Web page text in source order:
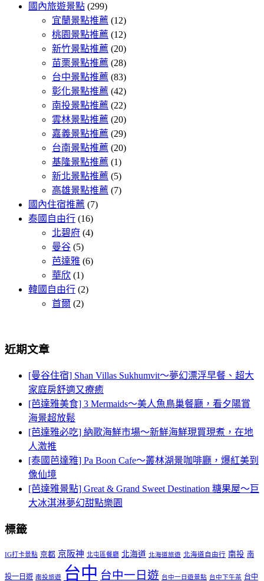
國內旅遊景點 (299)
宜蘭景點推薦 (12)
桃園景點推薦 (12)
新竹景點推薦 (20)
苗栗景點推薦 (28)
台中景點推薦 (83)
彰化景點推薦 (42)
南投景點推薦 (22)
雲林景點推薦 (20)
嘉義景點推薦 (29)
台南景點推薦 (20)
基隆景點推薦 (1)
新北景點推薦 (5)
高雄景點推薦 (7)
國內住宿推薦 (7)
泰國自由行 (16)
北碧府 (4)
曼谷 (5)
芭達雅 (6)
華欣 (1)
韓國自由行 (2)
首爾 (2)
近期文章
[曼谷住宿] Shan Villas Sukhumvit～夢幻漂浮早餐、超大
家庭房舒適又療癒
[芭達雅美食] 3 Mermaids～美人魚鳥巢餐廳，看夕陽賞
海景超放鬆
[芭達雅必吃] 納歌海鮮市場～新鮮海鮮現買現煮，在地
人激推
[泰國芭達雅] Pa Boon Cafe～叢林湖景咖啡廳，爆紅美到
像仙境
[芭達雅景點] Great & Grand Sweet Destination 糖果屋～巨
大冰淇淋夢幻甜點樂園
標籤
IG打卡景點 京都 京阪神 北屯區餐廳 北海道 北海道旅遊 北海道自由行 南投 南
投一日遊 南投旅遊 台中 台中一日遊 台中一日遊景點 台中下午茶 台中